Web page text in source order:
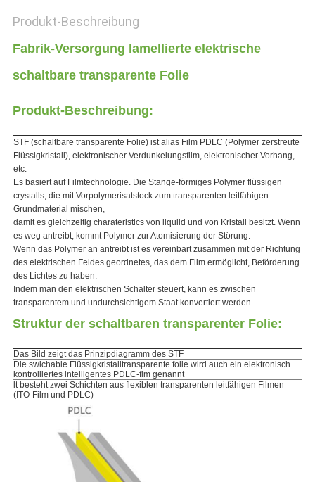
Produkt-Beschreibung
Fabrik-Versorgung lamellierte elektrische
schaltbare transparente Folie
Produkt-Beschreibung:
STF (schaltbare transparente Folie) ist alias Film PDLC (Polymer zerstreute
Flüssigkristall), elektronischer Verdunkelungsfilm, elektronischer Vorhang,
etc.
Es basiert auf Filmtechnologie. Die Stange-förmiges Polymer flüssigen
crystalls, die mit Vorpolymerisatstock zum transparenten leitfähigen
Grundmaterial mischen,
damit esgleichzeitig charateristics von liquild und von Kristall besitzt. Wenn
es weg antreibt, kommt Polymer zur Atomisierung der Störung.
Wenn das Polymer an antreibt ist es vereinbart zusammen mit der Richtung
des elektrischen Feldes geordnetes, das dem Film ermöglicht, Beförderung
des Lichtes zu haben.
Indem man den elektrischen Schalter steuert, kann es zwischen
transparentem und undurchsichtigem Staat konvertiert werden.
Struktur der schaltbaren transparenter Folie:
Das Bild zeigt das Prinzipdiagramm des STF
Die swichable Flüssigkristalltransparente folie wird auch ein elektronisch
kontrolliertes intelligentes PDLC-flm genannt
lt besteht zwei Schichten aus flexiblen transparenten leitfähigen Filmen
(ITO-Film und PDLC)